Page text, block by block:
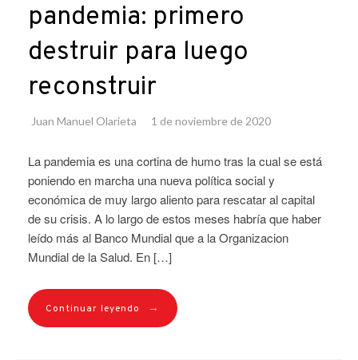
pandemia: primero
destruir para luego
reconstruir
Juan Manuel Olarieta 1 de noviembre de 2020
La pandemia es una cortina de humo tras la cual se está
poniendo en marcha una nueva política social y
económica de muy largo aliento para rescatar al capital
de su crisis. A lo largo de estos meses habría que haber
leído más al Banco Mundial que a la Organizacion
Mundial de la Salud. En […]
Continuar leyendo →